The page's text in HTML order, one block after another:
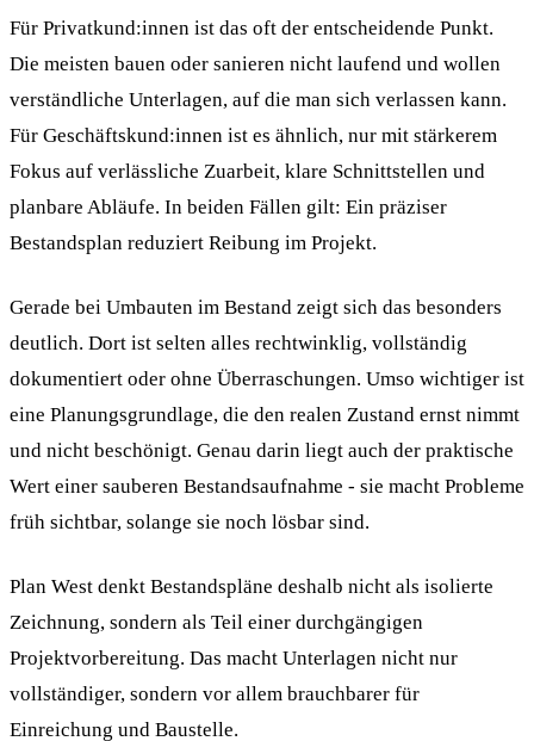
Für Privatkund:innen ist das oft der entscheidende Punkt.
Die meisten bauen oder sanieren nicht laufend und wollen
verständliche Unterlagen, auf die man sich verlassen kann.
Für Geschäftskund:innen ist es ähnlich, nur mit stärkerem
Fokus auf verlässliche Zuarbeit, klare Schnittstellen und
planbare Abläufe. In beiden Fällen gilt: Ein präziser
Bestandsplan reduziert Reibung im Projekt.
Gerade bei Umbauten im Bestand zeigt sich das besonders
deutlich. Dort ist selten alles rechtwinklig, vollständig
dokumentiert oder ohne Überraschungen. Umso wichtiger ist
eine Planungsgrundlage, die den realen Zustand ernst nimmt
und nicht beschönigt. Genau darin liegt auch der praktische
Wert einer sauberen Bestandsaufnahme - sie macht Probleme
früh sichtbar, solange sie noch lösbar sind.
Plan West denkt Bestandspläne deshalb nicht als isolierte
Zeichnung, sondern als Teil einer durchgängigen
Projektvorbereitung. Das macht Unterlagen nicht nur
vollständiger, sondern vor allem brauchbarer für
Einreichung und Baustelle.